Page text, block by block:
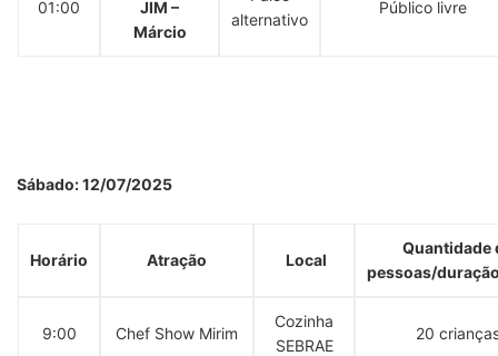
01:00
JIM –
Márcio
alternativo
Público livre
Sábado: 12/07/2025
Horário Atração Local
Quantidade
pessoas/
9:00 Chef Show Mirim
Cozinha
SEBRAE
20